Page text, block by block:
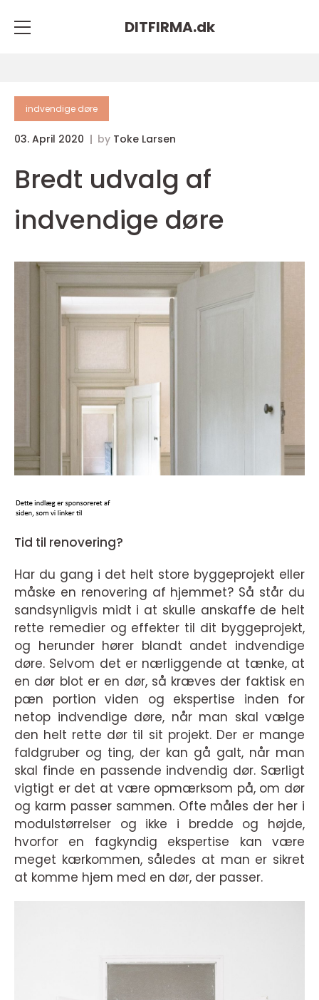
DITFIRMA.dk
indvendige døre
03. April 2020 by Toke Larsen
Bredt udvalg af
indvendige døre
Tid til renovering?
Har du gang i det helt store byggeprojekt eller
måske en renovering af hjemmet? Så står du
sandsynligvis midt i at skulle anskaffe de helt
rette remedier og effekter til dit byggeprojekt,
og herunder hører blandt andet indvendige
døre. Selvom det er nærliggende at tænke, at
en dør blot er en dør, så kræves der faktisk en
pæn portion viden og ekspertise inden for
netop indvendige døre, når man skal vælge
den helt rette dør til sit projekt. Der er mange
faldgruber og ting, der kan gå galt, når man
skal finde en passende indvendig dør. Særligt
vigtigt er det at være opmærksom på, om dør
og karm passer sammen. Ofte måles der her i
modulstørrelser og ikke i bredde og højde,
hvorfor en fagkyndig ekspertise kan være
meget kærkommen, således at man er sikret
at komme hjem med en dør, der passer.